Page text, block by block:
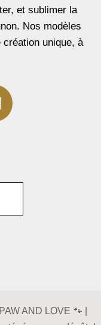
et sublimer la
Nos modèles
création unique, à
AND LOVE 🐾 |